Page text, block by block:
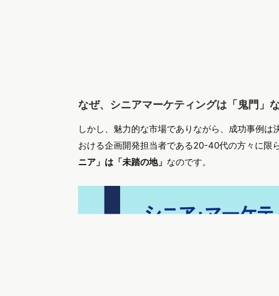
なぜ、シニアマーケティングは「鬼門」
しかし、魅力的な市場でありながら、成功事例
おける企画開発担当者である20-40代の方々に限ら
ニア」は「未踏の地」 なのです。